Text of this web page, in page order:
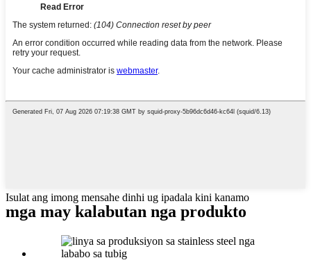
Isulat ang imong mensahe dinhi ug ipadala kini kanamo
mga may kalabutan nga produkto